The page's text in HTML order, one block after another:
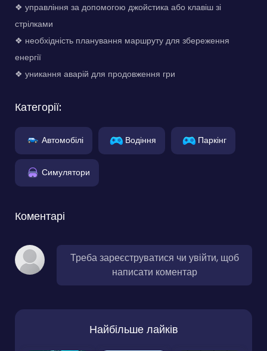
❖ управління за допомогою джойстика або клавіш зі
стрілками
❖ необхідність планування маршруту для збереження
енергії
❖ уникання аварій для продовження гри
Категорії:
Автомобілі Водіння Паркінг
Симулятори
Коментарі
Треба зареєструватися чи увійти, щоб
написати коментар
Найбільше лайків